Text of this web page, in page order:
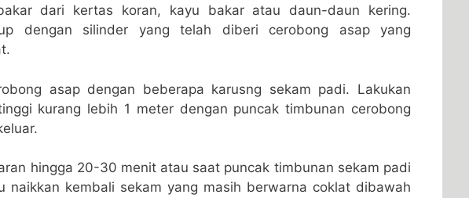
dari kertas koran, kayu bakar atau daun-daun kering.
dengan silinder yang telah diberi cerobong asap yang
asap dengan beberapa karusng sekam padi. Lakukan
kurang lebih 1 meter dengan puncak timbunan cerobong
hingga 20-30 menit atau saat puncak timbunan sekam padi
naikkan kembali sekam yang masih berwarna coklat dibawah